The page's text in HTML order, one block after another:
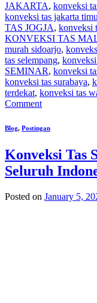
JAKARTA, konveksi
konveksi tas jakarta
TAS JOGJA, konveksi
KONVEKSI TAS
murah sidoarjo,
tas selempang, konveksi
SEMINAR, konveksi
konveksi tas surabaya,
terdekat, konveksi tas
Comment
Blog, Postingan
Konveksi Tas
Seluruh
Posted on January 5,